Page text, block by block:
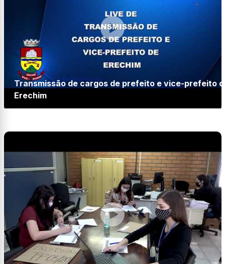
Transmissão de cargos de prefeito e vice-prefeito
Erechim